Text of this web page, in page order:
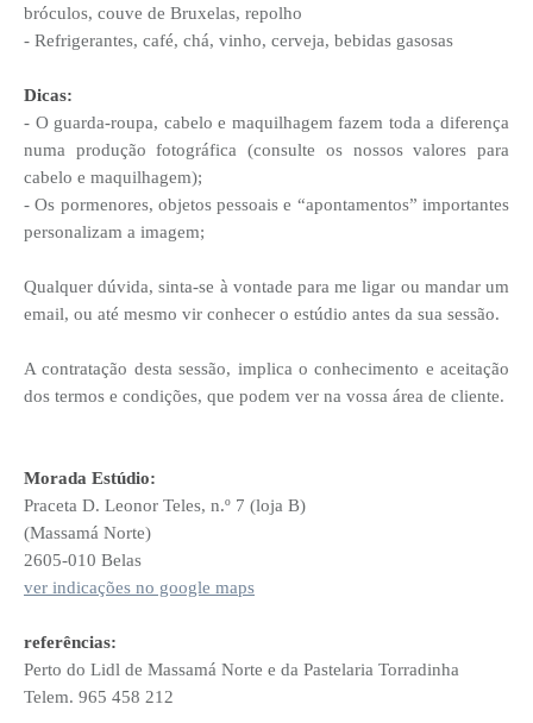
bróculos, couve de Bruxelas, repolho
- Refrigerantes, café, chá, vinho, cerveja, bebidas gasosas
Dicas:
- O guarda-roupa, cabelo e maquilhagem fazem toda a diferença
numa produção fotográfica (consulte os nossos valores para
cabelo e maquilhagem);
- Os pormenores, objetos pessoais e “apontamentos” importantes
personalizam a imagem;
Qualquer dúvida, sinta-se à vontade para me ligar ou mandar um
email, ou até mesmo vir conhecer o estúdio antes da sua sessão.
A contratação desta sessão, implica o conhecimento e aceitação
dos termos e condições, que podem ver na vossa área de cliente.
Morada Estúdio:
Praceta D. Leonor Teles, n.º 7 (loja B)
(Massamá Norte)
2605-010 Belas
ver indicações no google maps
referências:
Perto do Lidl de Massamá Norte e da Pastelaria Torradinha
Telem. 965 458 212